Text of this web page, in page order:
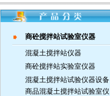
商砼搅拌站试验室仪器
混凝土搅拌站仪器
商砼搅拌站实验室仪器
混凝土搅拌站试验仪器设备
商品混凝土搅拌站试验室仪